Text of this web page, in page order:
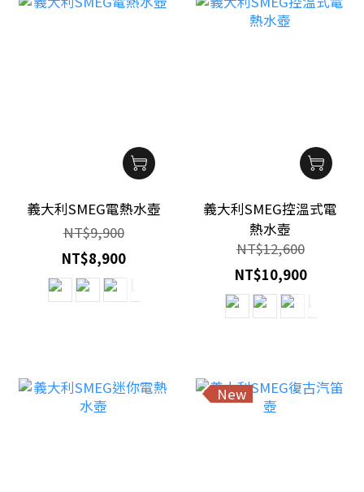
義大利SMEG電熱水壺
NT$9,900
NT$8,900
義大利SMEG控溫式電
熱水壺
NT$12,600
NT$10,900
New